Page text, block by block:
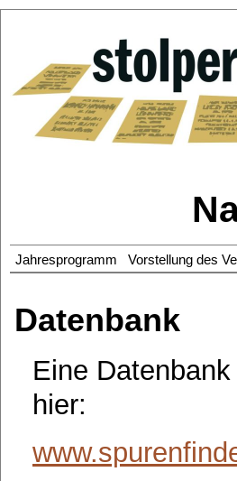
Jahresprogramm Vorstellung des
Datenbank
Eine
hier: